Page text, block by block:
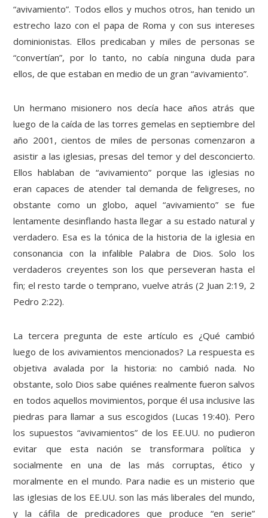
“avivamiento”. Todos ellos y muchos otros, han tenido un
estrecho lazo con el papa de Roma y con sus intereses
dominionistas. Ellos predicaban y miles de personas se
“convertían”, por lo tanto, no cabía ninguna duda para
ellos, de que estaban en medio de un gran “avivamiento”.
Un hermano misionero nos decía hace años atrás que
luego de la caída de las torres gemelas en septiembre del
año 2001, cientos de miles de personas comenzaron a
asistir a las iglesias, presas del temor y del desconcierto.
Ellos hablaban de “avivamiento” porque las iglesias no
eran capaces de atender tal demanda de feligreses, no
obstante como un globo, aquel “avivamiento” se fue
lentamente desinflando hasta llegar a su estado natural y
verdadero. Esa es la tónica de la historia de la iglesia en
consonancia con la infalible Palabra de Dios. Solo los
verdaderos creyentes son los que perseveran hasta el
fin; el resto tarde o temprano, vuelve atrás (2 Juan 2:19, 2
Pedro 2:22).
La tercera pregunta de este artículo es ¿Qué cambió
luego de los avivamientos mencionados? La respuesta es
objetiva avalada por la historia: no cambió nada. No
obstante, solo Dios sabe quiénes realmente fueron salvos
en todos aquellos movimientos, porque él usa inclusive las
piedras para llamar a sus escogidos (Lucas 19:40). Pero
los supuestos “avivamientos” de los EE.UU. no pudieron
evitar que esta nación se transformara política y
socialmente en una de las más corruptas, ético y
moralmente en el mundo. Para nadie es un misterio que
las iglesias de los EE.UU. son las más liberales del mundo,
y la cáfila de predicadores que produce “en serie”